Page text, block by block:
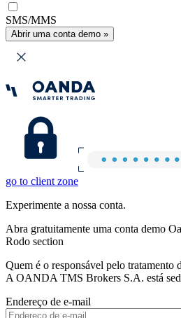
SMS/MMS
Abrir uma conta demo »
go to client zone
Experimente a nossa conta.
Abra gratuitamente uma conta demo
Rodo section
Quem é o responsável pelo tratamento
A OANDA TMS Brokers S.A. está
Endereço de e-mail